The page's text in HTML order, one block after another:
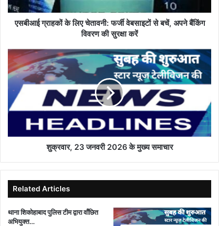
बचें,
अपने
की
सुरक्षा
करें
एसबीआई ग्राहकों के लिए चेतावनी: फर्जी वेबसाइटों से बचें, अपने बैंकिंग
विवरण की सुरक्षा करें
शुक्रवार,
23
जनवरी
2026
मुख्य
समाचार
शुक्रवार, 23 जनवरी 2026 के मुख्य समाचार
Related Articles
थाना शिकोहाबाद पुलिस टीम द्वारा वाँछित
अभियुक्त…